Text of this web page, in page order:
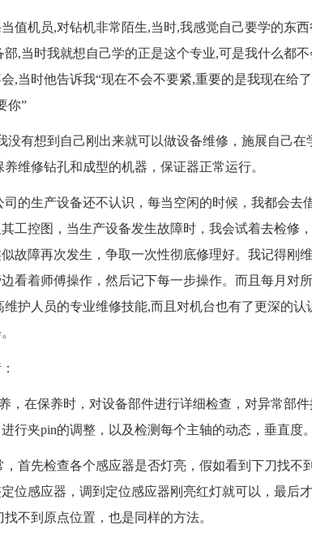
机员,对钻机非常陌生,当时,我感觉自己要学的东西
,当时我就想自己学的正是这个专业,可是我什么都
,当时他告诉我“现在不会不要紧,重要的是我现在给
你”
有想到自己刚出来就可以做设备维修，施展自己在
维修钻孔和成型的机器，保证器正常运行。
生产设备还不认识，每当空闲的时候，我都会去
工控图，当生产设备发生故障时，我会试着去检修
故障再次发生，争取一次性彻底修理好。我记得刚
看着师傅操作，然后记下每一步操作。而且每月对
护人员的专业维修技能,而且对机台也有了更深的认
在保养时，对设备部件进行详细检查，对异常部件
行夹pin的调整，以及检测每个主轴的动态，垂直度。
先检查各个感应器是否灯亮，假如看到下刀找不
位感应器，调到定位感应器刚亮红灯就可以，最后
不到原点位置，也是同样的方法。